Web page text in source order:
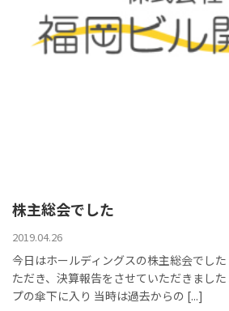
株主総会でした
2019.04.26
今日はホールディングスの株主総会でし
ただき、決算報告をさせていただきまし
プの傘下に入り 当時は過去からの [...]